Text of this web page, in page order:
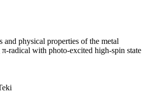
and physical properties of the metal
π-radical with photo-excited high-spin state